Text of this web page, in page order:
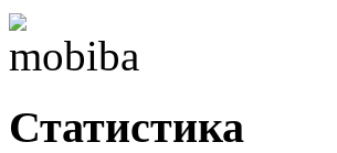
Статистика